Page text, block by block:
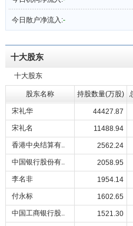
今日散户净流入:-
十大股东
十大股东
股东名称 持股数量(万股)
宋礼华
44427.87
宋礼名
11488.94
香港中央结算有..
2562.24
中国银行股份有..
2058.95
李名非
1954.14
付永标
1602.65
中国工商银行股..
1521.30